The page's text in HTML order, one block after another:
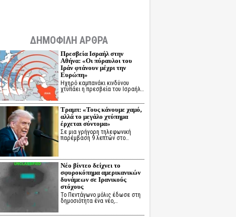
ΔΗΜΟΦΙΛΗ ΑΡΘΡΑ
Πρεσβεία Ισραήλ στην
Αθήνα: «Οι πύραυλοι του
Ιράν φτάνουν μέχρι την
Ευρώπη»
Ηχηρό καμπανάκι κινδύνου
χτυπάει η πρεσβεία του Ισραήλ…
Τραμπ: «Τους κάνουμε χαμό,
αλλά το μεγάλο χτύπημα
έρχεται σύντομα»
Σε μια γρήγορη τηλεφωνική
παρέμβαση 9 λεπτών στο…
Νέο βίντεο δείχνει το
σφυροκόπημα αμερικανικών
δυνάμεων σε Ιρανικούς
στόχους
Το Πεντάγωνο μόλις έδωσε στη
δημοσιότητα ένα νέο,…